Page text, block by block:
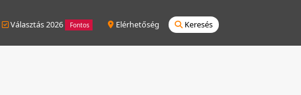
Választás 2026 Fontos Elérhetőség Keresés